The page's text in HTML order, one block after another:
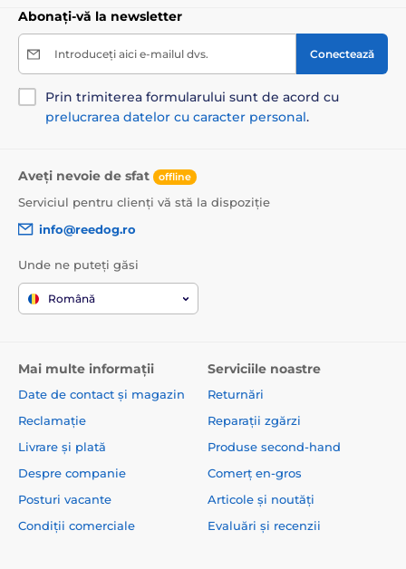
Abonați-vă la newsletter
Introduceți aici e-mailul dvs. Conectează
Prin trimiterea formularului sunt de acord cu
prelucrarea datelor cu caracter personal.
Aveți nevoie de sfat offline
Serviciul pentru clienți vă stă la dispoziție
info@reedog.ro
Unde ne puteți găsi
Română
Mai multe informații
Date de contact și magazin
Reclamație
Livrare și plată
Despre companie
Posturi vacante
Condiții comerciale
Serviciile noastre
Returnări
Reparații zgărzi
Produse second-hand
Comerț en-gros
Articole și noutăți
Evaluări și recenzii